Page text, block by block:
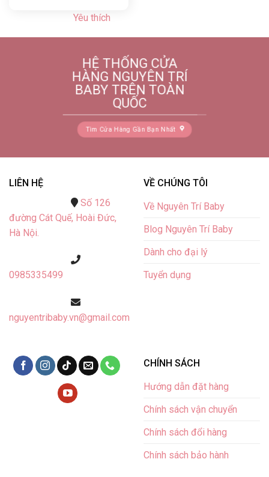
Yêu thích
HỆ THỐNG CỬA
HÀNG NGUYÊN TRÍ
BABY TRÊN TOÀN
QUỐC
Tìm Cửa Hàng Gần Bạn Nhất
LIÊN HỆ
Số 126
đường Cát Quế, Hoài Đức,
Hà Nội.
0985335499
nguyentribaby.vn@gmail.com
VỀ CHÚNG TÔI
Về Nguyên Trí Baby
Blog Nguyên Trí Baby
Dành cho đại lý
Tuyển dụng
CHÍNH SÁCH
Hướng dẫn đặt hàng
Chính sách vận chuyển
Chính sách đổi hàng
Chính sách bảo hành